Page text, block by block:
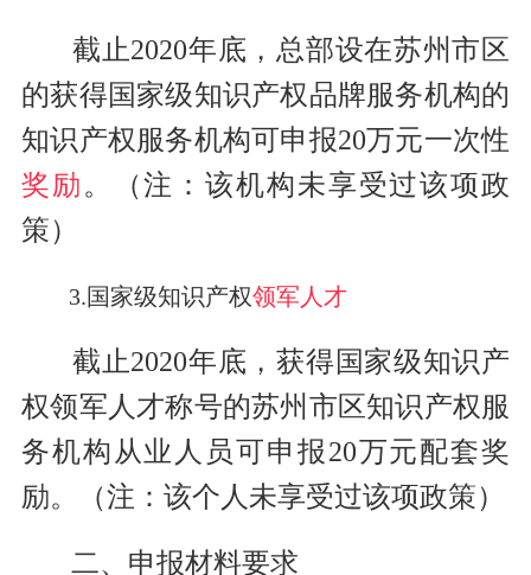
截止2020年底，总部设在苏州市区
的获得国家级知识产权品牌服务机构的
知识产权服务机构可申报20万元一次性
奖励。（注：该机构未享受过该项政
策）
3.国家级知识产权领军人才
截止2020年底，获得国家级知识产
权领军人才称号的苏州市区知识产权服
务机构从业人员可申报20万元配套奖
励。（注：该个人未享受过该项政策）
二、申报材料要求